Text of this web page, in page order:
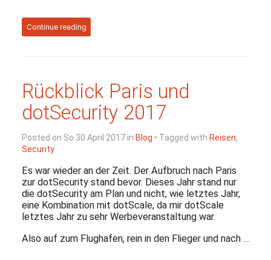
Continue reading
Rückblick Paris und
dotSecurity 2017
Posted on So 30 April 2017 in Blog • Tagged with Reisen,
Security
Es war wieder an der Zeit. Der Aufbruch nach Paris
zur dotSecurity stand bevor. Dieses Jahr stand nur
die dotSecurity am Plan und nicht, wie letztes Jahr,
eine Kombination mit dotScale, da mir dotScale
letztes Jahr zu sehr Werbeveranstaltung war.
Also auf zum Flughafen, rein in den Flieger und nach …